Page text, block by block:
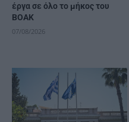
έργα σε όλο το μήκος του
ΒΟΑΚ
07/08/2026